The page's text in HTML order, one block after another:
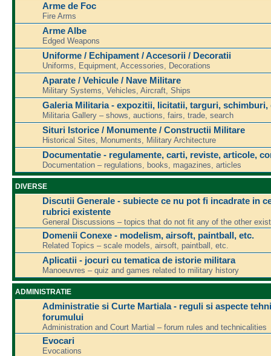
Arme de Foc
Fire Arms
Arme Albe
Edged Weapons
Uniforme / Echipament / Accesorii / Decoratii
Uniforms, Equipment, Accessories, Decorations
Aparate / Vehicule / Nave Militare
Military Systems, Vehicles, Aircraft, Ships
Galeria Militaria - expozitii, licitatii, targuri, schimburi,
Militaria Gallery – shows, auctions, fairs, trade, search
Situri Istorice / Monumente / Constructii Militare
Historical Sites, Monuments, Military Architecture
Documentatie - regulamente, carti, reviste, articole,
Documentation – regulations, books, magazines, articles
DIVERSE
Discutii Generale - subiecte ce nu pot fi incadrate in
rubrici existente
General Discussions – topics that do not fit any of the other
Domenii Conexe - modelism, airsoft, paintball, etc.
Related Topics – scale models, airsoft, paintball, etc.
Aplicatii - jocuri cu tematica de istorie militara
Manoeuvres – quiz and games related to military history
ADMINISTRATIE
Administratie si Curte Martiala - reguli si aspecte
forumului
Administration and Court Martial – forum rules and technicalities
Evocari
Evocations